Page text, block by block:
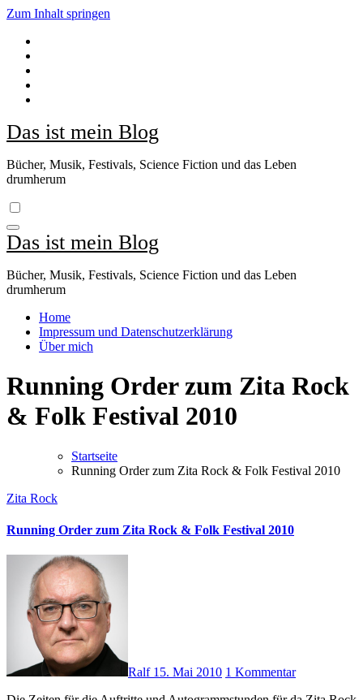
Zum Inhalt springen
Das ist mein Blog
Bücher, Musik, Festivals, Science Fiction und das Leben
drumherum
Das ist mein Blog
Bücher, Musik, Festivals, Science Fiction und das Leben
drumherum
Home
Impressum und Datenschutzerklärung
Über mich
Running Order zum Zita Rock
& Folk Festival 2010
Startseite
Running Order zum Zita Rock & Folk Festival 2010
Zita Rock
Running Order zum Zita Rock & Folk Festival 2010
Ralf 15. Mai 2010 1 Kommentar